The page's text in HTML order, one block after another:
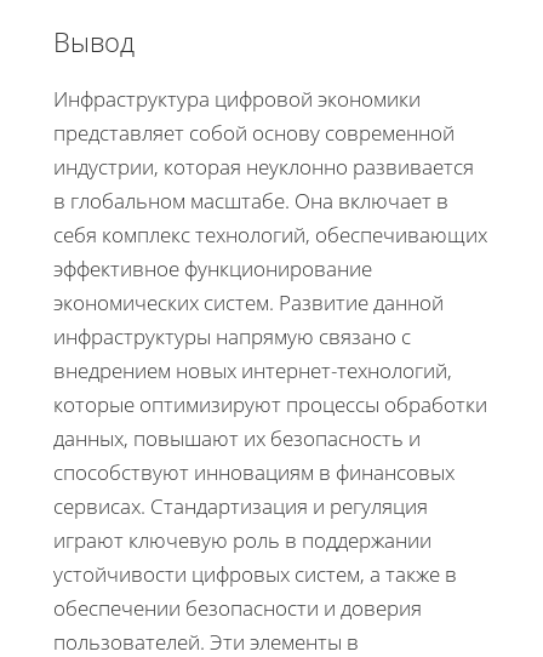
Вывод
Инфраструктура цифровой экономики
представляет собой основу современной
индустрии, которая неуклонно развивается
в глобальном масштабе. Она включает в
себя комплекс технологий, обеспечивающих
эффективное функционирование
экономических систем. Развитие данной
инфраструктуры напрямую связано с
внедрением новых интернет-технологий,
которые оптимизируют процессы обработки
данных, повышают их безопасность и
способствуют инновациям в финансовых
сервисах. Стандартизация и регуляция
играют ключевую роль в поддержании
устойчивости цифровых систем, а также в
обеспечении безопасности и доверия
пользователей. Эти элементы в